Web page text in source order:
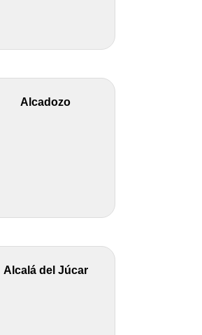
Alcadozo
Alcalá del Júcar